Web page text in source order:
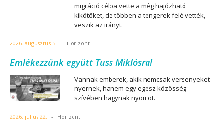
migráció célba vette a még hajózható
kikötőket, de többen a tengerek felé vették,
veszik az irányt.
2026. augusztus 5. - Horizont
Emlékezzünk együtt Tuss Miklósra!
Vannak emberek, akik nemcsak versenyeket
nyernek, hanem egy egész közösség
szívében hagynak nyomot.
2026. július 22. - Horizont